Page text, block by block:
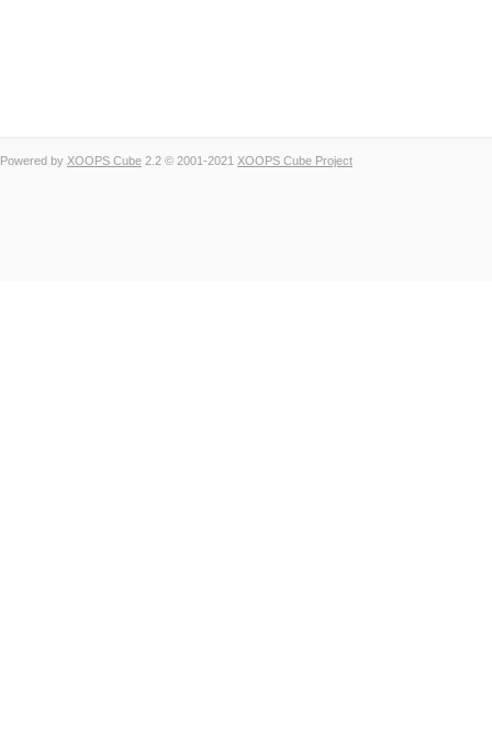
Powered by XOOPS Cube 2.2 © 2001-2021 XOOPS Cube Project